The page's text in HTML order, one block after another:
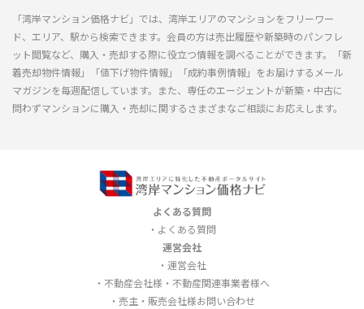
「湾岸マンション価格ナビ」では、湾岸エリアのマンションをフリーワー
ド、エリア、駅から検索できます。会員の方は売出履歴や新築時のパンフレ
ット閲覧など、購入・売却する際に役立つ情報を調べることができます。「新
着売却物件情報」「値下げ物件情報」「成約事例情報」をお届けするメール
マガジンを毎週配信しています。また、専任のエージェントが新築・中古に
問わずマンションに購入・売却に関するさまざまなご相談にお応えします。
よくある質問
よくある質問
運営会社
運営会社
不動産会社様・不動産関連事業者様へ
売主・販売会社様お問い合わせ